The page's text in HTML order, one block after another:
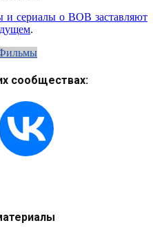
и сериалы о ВОВ заставляют
.
сообществах: